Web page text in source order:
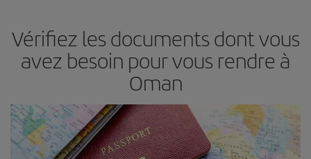
Vérifiez les documents dont vous
avez besoin pour vous rendre à
Oman